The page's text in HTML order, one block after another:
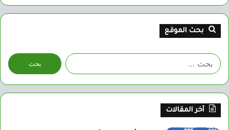
بحث الموقع
البحث
عن:
أخر المقالات